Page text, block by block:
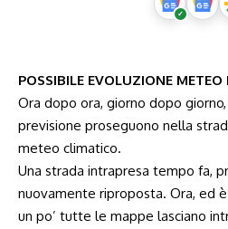
POSSIBILE EVOLUZIONE
Ora dopo ora, giorno dopo
previsione proseguono nella
meteo climatico.
Una strada intrapresa tempo fa,
nuovamente riproposta. Ora, ed
un po’ tutte le mappe lasciano